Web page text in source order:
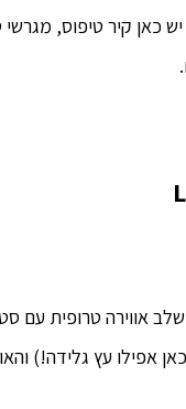
כאן קיר טיפוס,
אווירה טרופית עם
אפילו עץ גלידה!)